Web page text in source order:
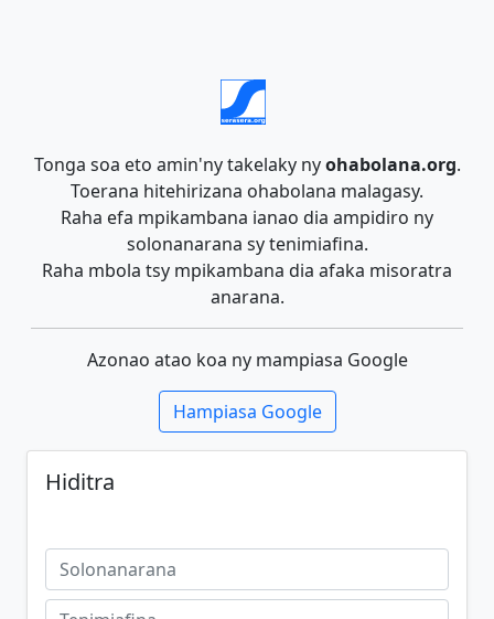
Tonga soa eto amin'ny takelaky nyohabolana.org.
Toerana hitehirizana ohabolana malagasy.
Raha efa mpikambana ianao dia ampidiro ny
solonanarana sy tenimiafina.
Raha mbola tsy mpikambana dia afaka misoratra
anarana.
Azonao atao koa ny mampiasa Google
Hampiasa Google
Hiditra